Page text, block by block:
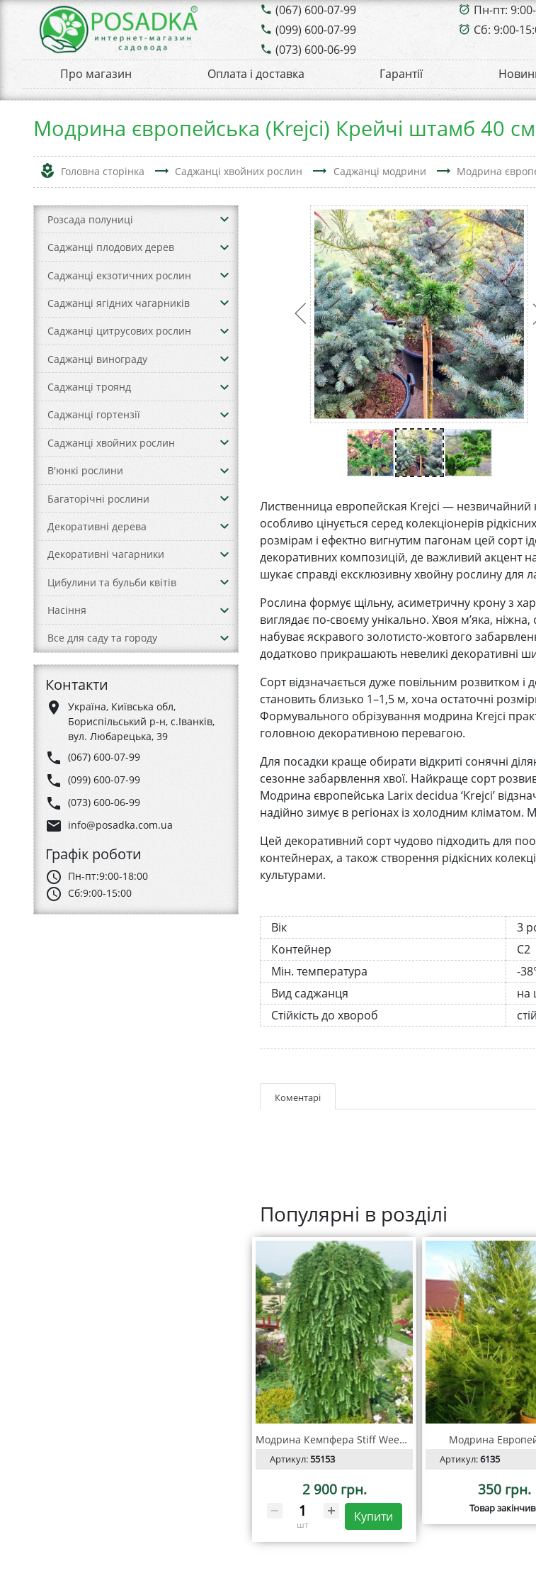
phone (067) 600-07-99
phone (099) 600-07-99
phone (073) 600-06-99
alarm_on Пн-пт:
alarm_on Сб: 9:00-
Про магазин Оплата і доставка Гарантії
Модрина європейська (Krejci) Крейчі штамб 40 см
local_florist Головна сторінка trending_flat Саджанці хвойних рослин trending_flat Саджанці модрини trending_flat Модрина
Розсада полуниці keyboard_arrow_down
Саджанці плодових дерев keyboard_arrow_down
Саджанці екзотичних рослин keyboard_arrow_down
Саджанці ягідних чагарників keyboard_arrow_down
Саджанці цитрусових рослин keyboard_arrow_down
Саджанці винограду keyboard_arrow_down
Саджанці троянд keyboard_arrow_down
Саджанці гортензії keyboard_arrow_down
Саджанці хвойних рослин keyboard_arrow_down
В'юнкі рослини keyboard_arrow_down
Багаторічні рослини keyboard_arrow_down
Декоративні дерева keyboard_arrow_down
Декоративні чагарники keyboard_arrow_down
Цибулини та бульби квітів keyboard_arrow_down
Насіння keyboard_arrow_down
Все для саду та городу keyboard_arrow_down
Контакти
place
Україна, Київська обл,
Бориспільський р-н, с.Іванків,
вул. Любарецька, 39
phone (067) 600-07-99
phone (099) 600-07-99
phone (073) 600-06-99
email info@posadka.com.ua
Графік роботи
schedule Пн-пт:9:00-18:00
schedule Сб:9:00-15:00
Лиственница европейская Krejci —
особливо цінується серед колекціонерів
розмірам і ефектно вигнутим пагонам цей сорт
декоративних композицій, де важливий акцент
шукає справді ексклюзивну хвойну рослину для
Рослина формує щільну, асиметричну крону з
виглядає по-своєму унікально. Хвоя м’яка, ніжна,
набуває яскравого золотисто-жовтого
додатково прикрашають невеликі декоративні
Сорт відзначається дуже повільним розвитком
становить близько 1–1,5 м, хоча остаточні
Формувального обрізування модрина Krejci
головною декоративною перевагою.
Для посадки краще обирати відкриті сонячні
сезонне забарвлення хвої. Найкраще сорт
Модрина європейська Larix decidua ‘Krejci’
надійно зимує в регіонах із холодним кліматом.
Цей декоративний сорт чудово підходить для
контейнерах, а також створення рідкісних
культурами.
Вік
3
Контейнер
С2
Мін. температура
-
Вид саджанця
на
Стійкість до хвороб
Коментарі
Популярні в розділі
Модрина Кемпфера Stiff Weeping
Артикул:55153
2 900 грн.
шт
Купити
Модрина
Артикул:6135
350 грн.
Товар